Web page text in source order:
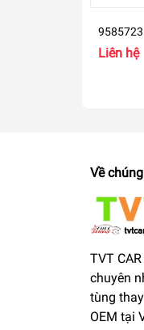
95857231700 - Giàn
Liên hệ
Về
TVT
chuyên
tùng
OEM tại